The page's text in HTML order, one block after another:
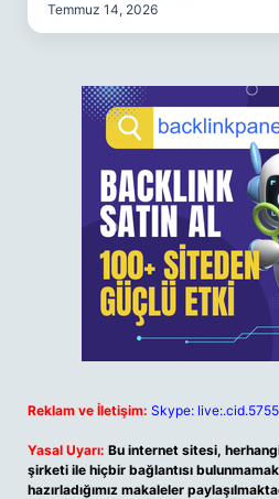
Temmuz 14, 2026
Reklam ve İletişim: Skype:
Yasal Uyarı: Bu internet sitesi,
şirketi ile hiçbir bağlantısı
hazırladığımız makaleler